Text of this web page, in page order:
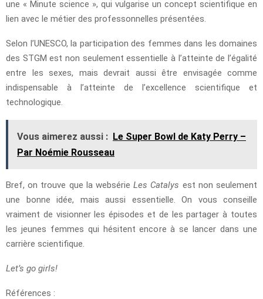
une « Minute science », qui vulgarise un concept scientifique en
lien avec le métier des professonnelles présentées.
Selon l’UNESCO, la participation des femmes dans les domaines
des STGM est non seulement essentielle à l’atteinte de l’égalité
entre les sexes, mais devrait aussi être envisagée comme
indispensable à l’atteinte de l’excellence scientifique et
technologique.
Vous aimerez aussi : Le Super Bowl de Katy Perry –
Par Noémie Rousseau
Bref, on trouve que la websérieLes Catalys est non seulement
une bonne idée, mais aussi essentielle. On vous conseille
vraiment de visionner les épisodes et de les partager à toutes
les jeunes femmes qui hésitent encore à se lancer dans une
carrière scientifique.
Let’s go girls!
Références :